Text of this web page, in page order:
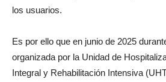
los usuarios.
Es por ello que en junio de 2025
organizada por la Unidad de
Integral y Rehabilitación Intensiva